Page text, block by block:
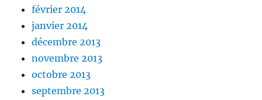
février 2014
janvier 2014
décembre 2013
novembre 2013
octobre 2013
septembre 2013